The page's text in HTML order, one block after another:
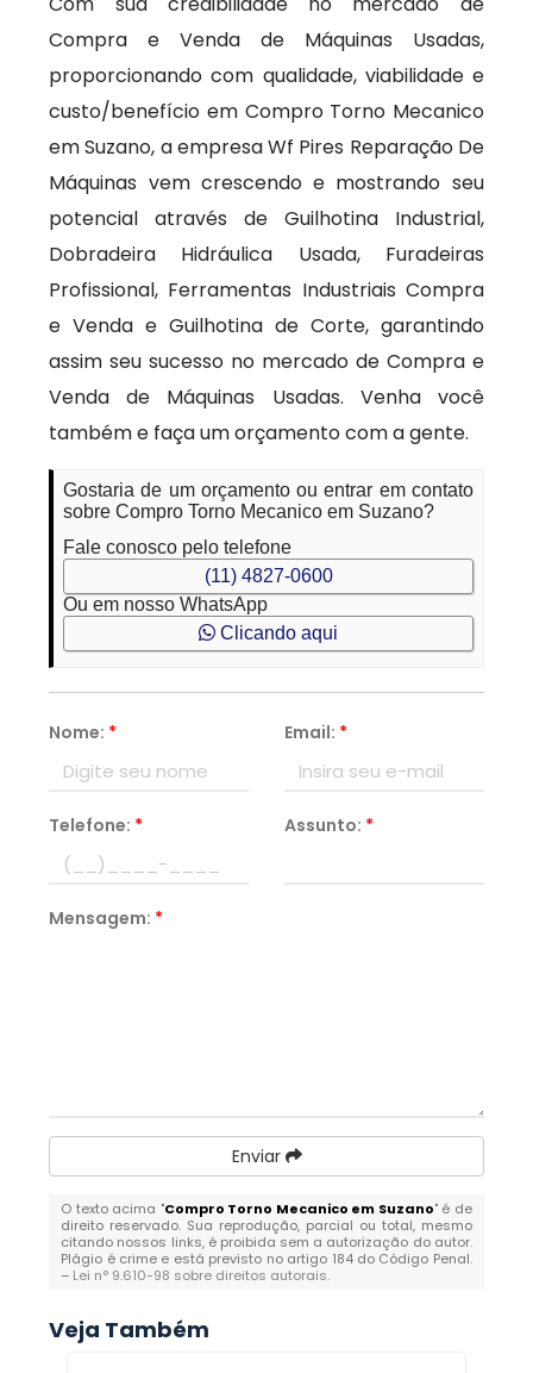
Compra e Venda de Máquinas Usadas,
proporcionando com qualidade, viabilidade e
custo/benefício em Compro Torno Mecanico
em Suzano, a empresa Wf Pires Reparação De
Máquinas vem crescendo e mostrando seu
potencial através de Guilhotina Industrial,
Dobradeira Hidráulica Usada, Furadeiras
Profissional, Ferramentas Industriais Compra
e Venda e Guilhotina de Corte, garantindo
assim seu sucesso no mercado de Compra e
Venda de Máquinas Usadas. Venha você
também e faça um orçamento com a gente.
Gostaria de um orçamento ou entrar em contato
sobre Compro Torno Mecanico em Suzano?
Fale conosco pelo telefone
(11) 4827-0600
Ou em nosso WhatsApp
Clicando aqui
Nome: * Email: *
Telefone: * Assunto: *
Mensagem: *
Enviar
O texto acima "Compro Torno Mecanico em Suzano" é de
direito reservado. Sua reprodução, parcial ou total, mesmo
citando nossos links, é proibida sem a autorização do autor.
Plágio é crime e está previsto no artigo 184 do Código Penal.
– Lei n° 9.610-98 sobre direitos autorais.
Veja Também